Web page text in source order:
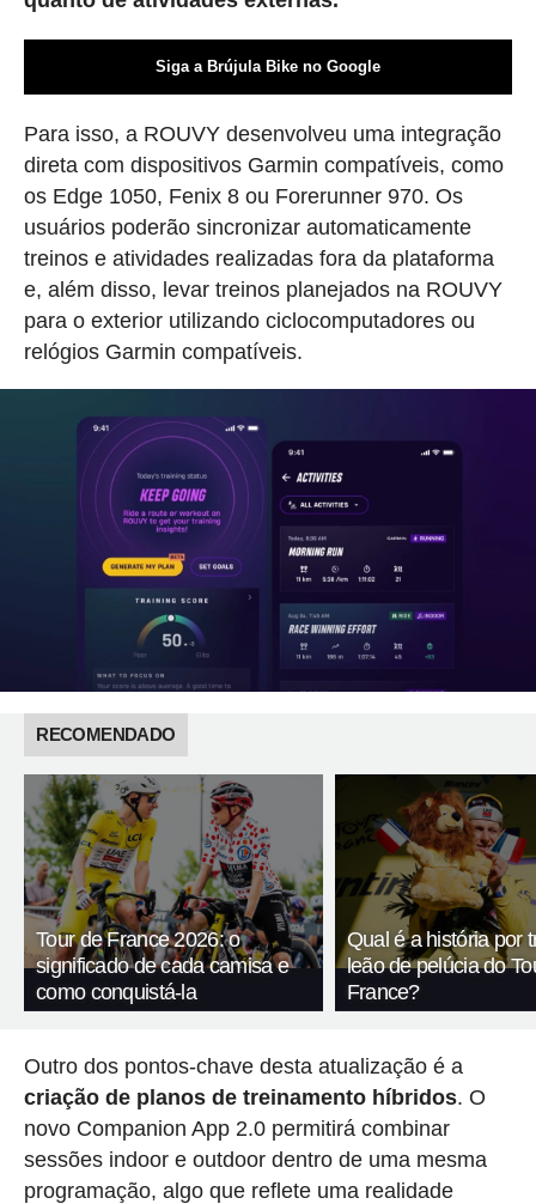
Siga a Brújula Bike no Google
Para isso, a ROUVY desenvolveu uma integração
direta com dispositivos Garmin compatíveis, como
os Edge 1050, Fenix 8 ou Forerunner 970. Os
usuários poderão sincronizar automaticamente
treinos e atividades realizadas fora da plataforma
e, além disso, levar treinos planejados na ROUVY
para o exterior utilizando ciclocomputadores ou
relógios Garmin compatíveis.
RECOMENDADO
Tour de France 2026: o
significado de cada camisa e
como conquistá-la
Qual é a história por
leão de pelúcia do
France?
Outro dos pontos-chave desta atualização é a
criação de planos de treinamento híbridos. O
novo Companion App 2.0 permitirá combinar
sessões indoor e outdoor dentro de uma mesma
programação, algo que reflete uma realidade